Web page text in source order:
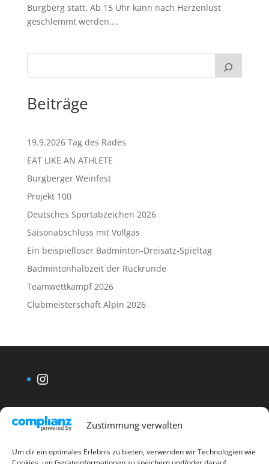
Zustimmung verwalten
Um dir ein optimales Erlebnis zu bieten, verwenden wir Technologien wie
Burgberg statt. Ab 15 Uhr kann nach Herzenlust
geschlemmt werden....
Beiträge
19.9.2026 Tag des Rades
EAT LIKE AN ATHLETE
Burgberger Weinfest
Projekt 100
Deutsches Sportabzeichen 2026
Saisonabschluss mit Vollgas
Ein beispielloser Badminton-Dreisatz-Spieltag
Badmintonhalbzeit der Rückrunde
Teamwettkampf 2026
Clubmeisterschaft Alpin 2026
Instagram